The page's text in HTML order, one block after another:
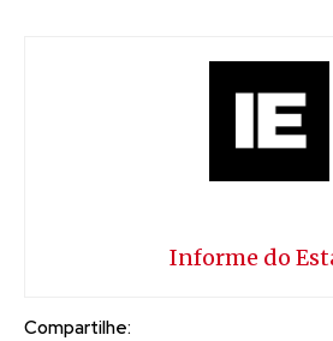
Informe do
Compartilhe: